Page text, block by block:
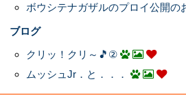
ボウシテナガザルのプロイ公開の
ブログ
クリッ！クリ～🎵②
ムッシュJr．と．．．